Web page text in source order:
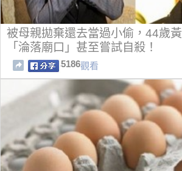
被母親拋棄還去當過小偷，44歲
「淪落廟口」甚至嘗試自殺！
5186觀看